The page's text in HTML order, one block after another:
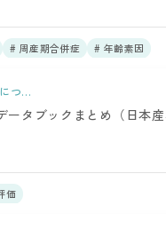
# 周産期合併症 # 年齢素因
つい
ータブックまとめ（日本産
価